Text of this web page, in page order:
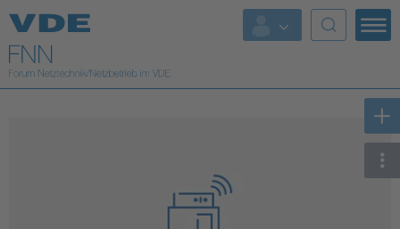
Top Themen
Fokusthemen